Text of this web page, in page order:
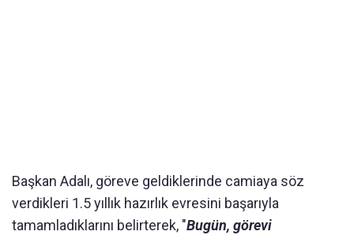
Başkan Adalı, göreve geldiklerinde camiaya söz
verdikleri 1.5 yıllık hazırlık evresini başarıyla
tamamladıklarını belirterek, "Bugün, görevi